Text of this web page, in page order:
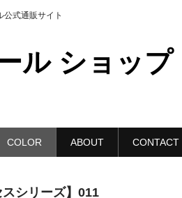
式通販サイト
ル ショップ
COLOR ABOUT CONTACT
シリーズ】011